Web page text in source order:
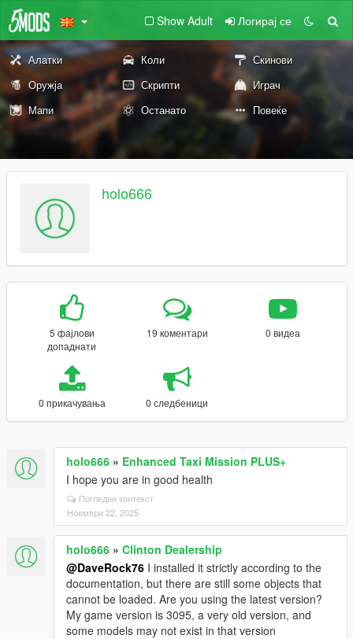
Show Adult Логирај се
Алатки Коли
Скинови
Оружја
Скрипти
Играч
Мапи
Останато Повеќе
holo666
5 фајлови
допаднати
19 коментари 0 видеа
0 прикачувања 0 следбеници
holo666 » Enhanced Taxi Mission PLUS+
I hope you are in good health
Погледни контекст
Ноември 22, 2025
holo666 » Clinton Dealership
@DaveRock76 I installed it strictly according to the
documentation, but there are still some objects that
cannot be loaded. Are you using the latest version?
My game version is 3095, a very old version, and
some models may not exist in that version